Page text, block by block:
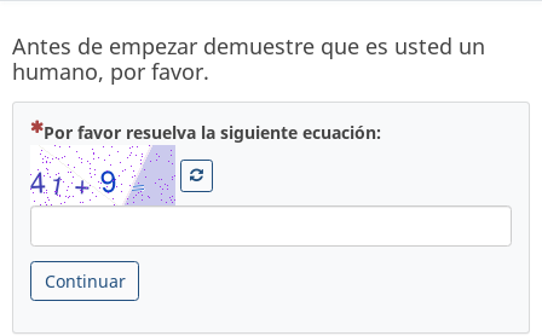
Antes de empezar demuestre que es usted un
humano, por favor.
Por favor resuelva la siguiente ecuación:
Continuar